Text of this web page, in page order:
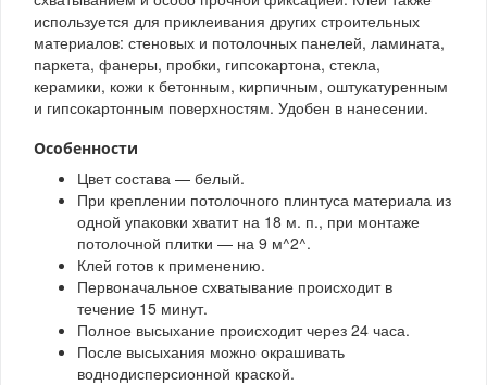
используется для приклеивания других строительных
материалов: стеновых и потолочных панелей, ламината,
паркета, фанеры, пробки, гипсокартона, стекла,
керамики, кожи к бетонным, кирпичным, оштукатуренным
и гипсокартонным поверхностям. Удобен в нанесении.
Особенности
Цвет состава — белый.
При креплении потолочного плинтуса материала из
одной упаковки хватит на 18 м. п., при монтаже
потолочной плитки — на 9 м^2^.
Клей готов к применению.
Первоначальное схватывание происходит в
течение 15 минут.
Полное высыхание происходит через 24 часа.
После высыхания можно окрашивать
воднодисперсионной краской.